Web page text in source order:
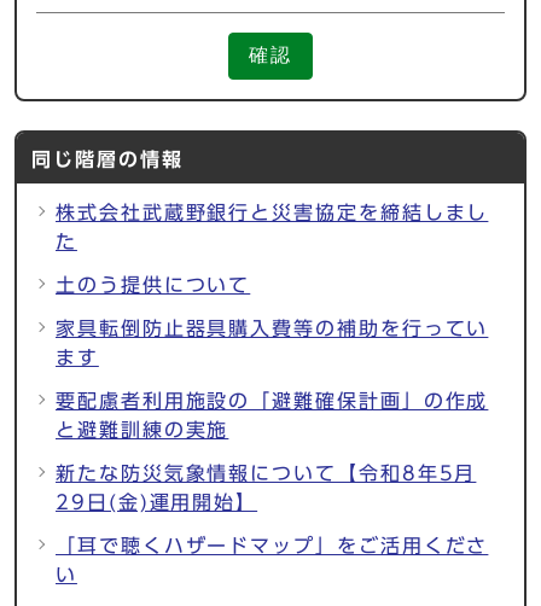
確認
同じ階層の情報
株式会社武蔵野銀行と災害協定を締結しまし
た
土のう提供について
家具転倒防止器具購入費等の補助を行ってい
ます
要配慮者利用施設の「避難確保計画」の作成
と避難訓練の実施
新たな防災気象情報について【令和8年5月
29日(金)運用開始】
「耳で聴くハザードマップ」をご活用くださ
い